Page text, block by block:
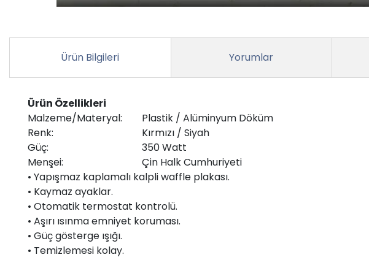
Ürün Bilgileri Yorumlar
Ürün Özellikleri
Malzeme/Materyal:
Plastik / Alüminyum Döküm
Renk:
Kırmızı / Siyah
Güç:
350 Watt
Menşei:
Çin Halk Cumhuriyeti
• Yapışmaz kaplamalı kalpli waffle plakası.
• Kaymaz ayaklar.
• Otomatik termostat kontrolü.
• Aşırı ısınma emniyet koruması.
• Güç gösterge ışığı.
• Temizlemesi kolay.